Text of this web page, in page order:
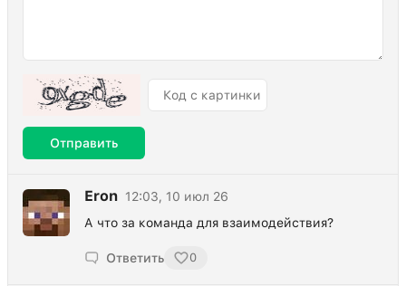
Отправить
Eron 12:03, 10 июл 26
А что за команда для взаимодействия?
Ответить 0